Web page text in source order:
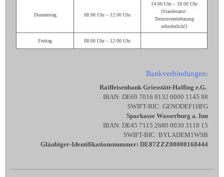
Donnerstag 08:00 Uhr – 12:00 Uhr
14:00 Uhr – 18:00 Uhr
(Standesamt:
Terminvereinbarung
erforderlich!)
Freitag 08:00 Uhr – 12:00 Uhr
Bankverbindungen:
Raiffeisenbank Griesstätt-Halfing e.G.
IBAN: DE69 7016 9132 0000 1145 88
SWIFT-BIC: GENODEF1HFG
Sparkasse Wasserburg a. Inn
IBAN: DE45 7115 2680 0030 3118 15
SWIFT-BIC: BYLADEM1WSB
Gläubiger-Identifikationsnummer: DE87ZZZ00000168444